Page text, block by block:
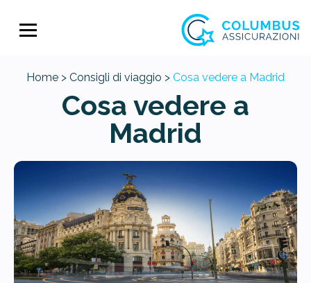
Home > Consigli di viaggio > Cosa vedere a Madrid
Cosa vedere a
Madrid